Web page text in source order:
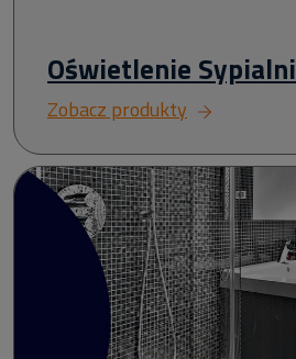
Oświetlenie Sypialni
Zobacz produkty